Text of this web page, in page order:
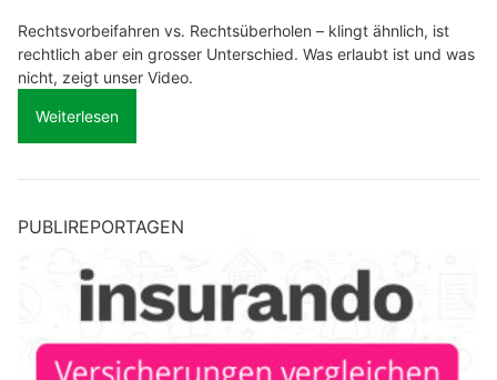
Rechtsvorbeifahren vs. Rechtsüberholen – klingt ähnlich, ist
rechtlich aber ein grosser Unterschied. Was erlaubt ist und was
nicht, zeigt unser Video.
Weiterlesen
PUBLIREPORTAGEN